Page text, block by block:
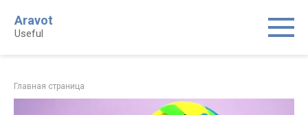
content
Aravot
Useful
Главная страница